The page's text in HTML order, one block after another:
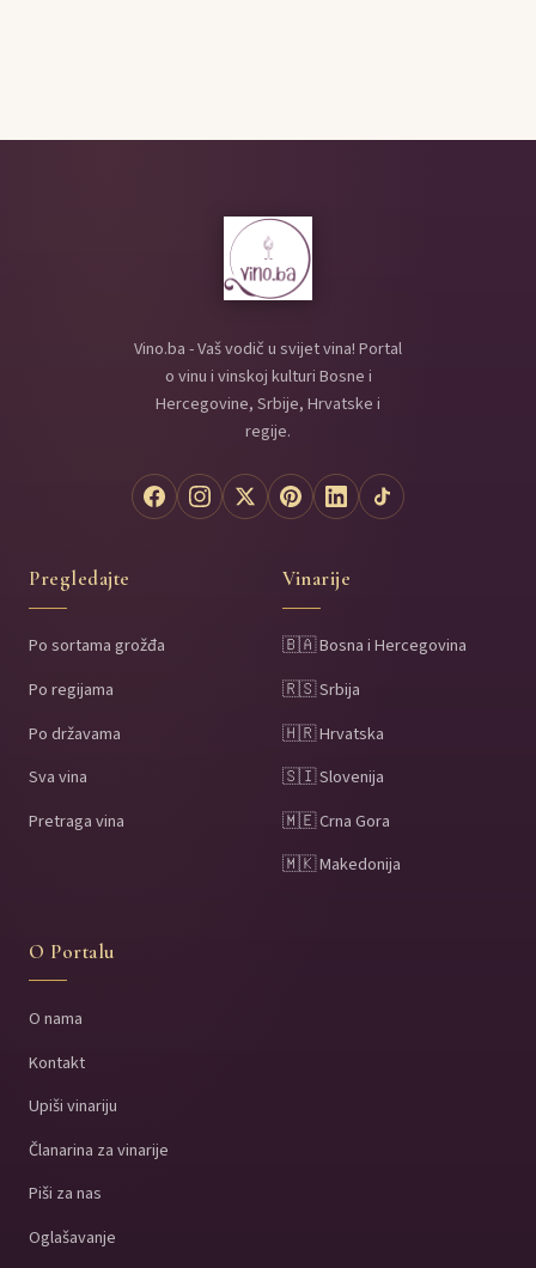
Vino.ba - Vaš vodič u svijet vina! Portal
o vinu i vinskoj kulturi Bosne i
Hercegovine, Srbije, Hrvatske i
regije.
Pregledajte
Po sortama grožđa
Po regijama
Po državama
Sva vina
Pretraga vina
Vinarije
🇧🇦 Bosna i Hercegovina
🇷🇸 Srbija
🇭🇷 Hrvatska
🇸🇮 Slovenija
🇲🇪 Crna Gora
🇲🇰 Makedonija
O Portalu
O nama
Kontakt
Upiši vinariju
Članarina za vinarije
Piši za nas
Oglašavanje